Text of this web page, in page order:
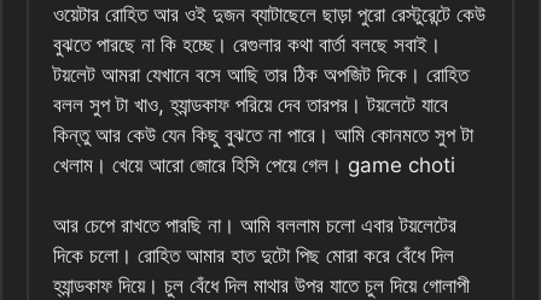
ওয়েটার রোহিত আর ওই দুজন ব্যাটাছেলে ছাড়া পুরো রেস্টুরেন্টে কেউ
বুঝতে পারছে না কি হচ্ছে। রেগুলার কথা বার্তা বলছে সবাই।
টয়লেট আমরা যেখানে বসে আছি তার ঠিক অপজিট দিকে। রোহিত
বলল সুপ টা খাও, হ্যান্ডকাফ পরিয়ে দেব তারপর। টয়লেটে যাবে
কিন্তু আর কেউ যেন কিছু বুঝতে না পারে। আমি কোনমতে সুপ টা
খেলাম। খেয়ে আরো জোরে হিসি পেয়ে গেল। game choti
আর চেপে রাখতে পারছি না। আমি বললাম চলো এবার টয়লেটের
দিকে চলো। রোহিত আমার হাত দুটো পিছ মোরা করে বেঁধে দিল
হ্যান্ডকাফ দিয়ে। চুল বেঁধে দিল মাথার উপর যাতে চুল দিয়ে গোলাপী